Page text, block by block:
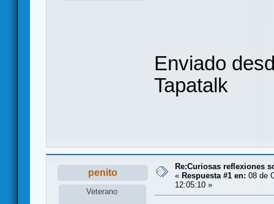
Enviado
Tapatalk
penito
Veterano
Re:Curiosas reflexiones
« Respuesta #1 en: 08 de
12:05:10 »